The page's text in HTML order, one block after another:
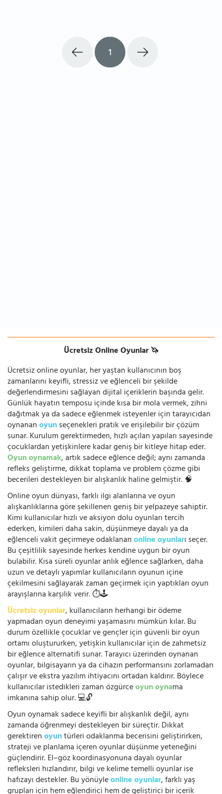
1
Ücretsiz Online Oyunlar 🦄
Ücretsiz online oyunlar, her yaştan kullanıcının boş
zamanlarını keyifli, stressiz ve eğlenceli bir şekilde
değerlendirmesini sağlayan dijital içeriklerin başında gelir.
Günlük hayatın temposu içinde kısa bir mola vermek, zihni
dağıtmak ya da sadece eğlenmek isteyenler için tarayıcıdan
oynananoyunseçenekleri pratik ve erişilebilir bir çözüm
sunar. Kurulum gerektirmeden, hızlı açılan yapıları sayesinde
çocuklardan yetişkinlere kadar geniş bir kitleye hitap eder.
Oyun oynamak, artık sadece eğlence değil; aynı zamanda
refleks geliştirme, dikkat toplama ve problem çözme gibi
becerileri destekleyen bir alışkanlık haline gelmiştir. 🧠
Online oyun dünyası, farklı ilgi alanlarına ve oyun
alışkanlıklarına göre şekillenen geniş bir yelpazeye sahiptir.
Kimi kullanıcılar hızlı ve aksiyon dolu oyunları tercih
ederken, kimileri daha sakin, düşünmeye dayalı ya da
eğlenceli vakit geçirmeye odaklananonline oyunları seçer.
Bu çeşitlilik sayesinde herkes kendine uygun bir oyun
bulabilir. Kısa süreli oyunlar anlık eğlence sağlarken, daha
uzun ve detaylı yapımlar kullanıcıların oyunun içine
çekilmesini sağlayarak zaman geçirmek için yaptıkları oyun
arayışlarına karşılık verir. ⏱️🕹️
Ücretsiz oyunlar, kullanıcıların herhangi bir ödeme
yapmadan oyun deneyimi yaşamasını mümkün kılar. Bu
durum özellikle çocuklar ve gençler için güvenli bir oyun
ortamı oluştururken, yetişkin kullanıcılar için de zahmetsiz
bir eğlence alternatifi sunar. Tarayıcı üzerinden oynanan
oyunlar, bilgisayarın ya da cihazın performansını zorlamadan
çalışır ve ekstra yazılım ihtiyacını ortadan kaldırır. Böylece
kullanıcılar istedikleri zaman özgürceoyun oynama
imkanına sahip olur. 💻🔓
Oyun oynamak sadece keyifli bir alışkanlık değil, aynı
zamanda öğrenmeyi destekleyen bir süreçtir. Dikkat
gerektirenoyuntürleri odaklanma becerisini geliştirirken,
strateji ve planlama içeren oyunlar düşünme yeteneğini
güçlendirir. El–göz koordinasyonuna dayalı oyunlar
refleksleri hızlandırır, bilgi ve kelime temelli oyunlar ise
hafızayı destekler. Bu yönüyleonline oyunlar, farklı yaş